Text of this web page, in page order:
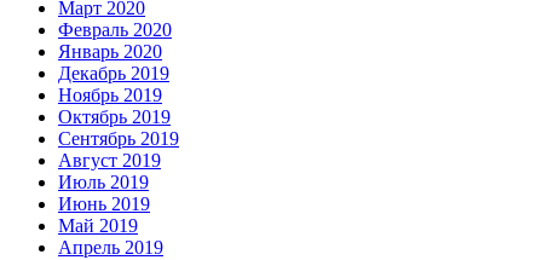
Март 2020
Февраль 2020
Январь 2020
Декабрь 2019
Ноябрь 2019
Октябрь 2019
Сентябрь 2019
Август 2019
Июль 2019
Июнь 2019
Май 2019
Апрель 2019